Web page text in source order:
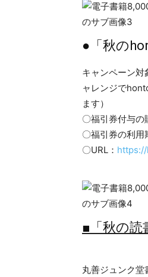
●「秋の
キャンペーン
ャレンジで
ます）
〇福引券付与の
〇福引券の利用
〇URL：
■「秋の読
丸善ジュンク